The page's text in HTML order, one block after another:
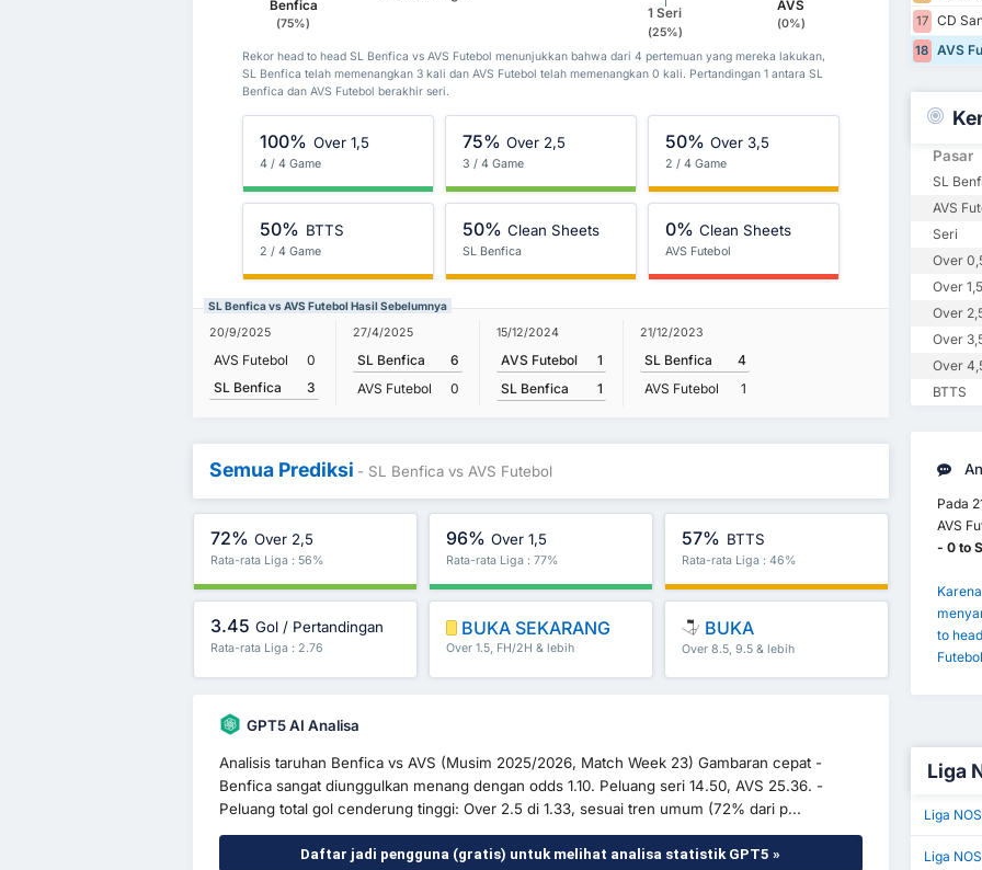
Benfica
(75%)
1 Seri
(25%)
AVS
(0%)
Rekor head to head SL Benfica vs AVS Futebol menunjukkan bahwa dari 4 pertemuan yang mereka lakukan,
SL Benfica telah memenangkan 3 kali dan AVS Futebol telah memenangkan 0 kali. Pertandingan 1 antara SL
Benfica dan AVS Futebol berakhir seri.
100% Over 1,5
4 / 4 Game
75% Over 2,5
3 / 4 Game
50% Over 3,5
2 / 4 Game
50% BTTS
2 / 4 Game
50% Clean Sheets
SL Benfica
0% Clean Sheets
AVS Futebol
SL Benfica vs AVS Futebol Hasil Sebelumnya
20/9/2025
AVS Futebol
0
SL Benfica
3
27/4/2025
SL Benfica
6
AVS Futebol
0
15/12/2024
AVS Futebol
1
SL Benfica
1
21/12/2023
SL Benfica
4
AVS Futebol
1
Semua Prediksi - SL Benfica vs AVS Futebol
72% Over 2,5
Rata-rata Liga : 56%
96% Over 1,5
Rata-rata Liga : 77%
57% BTTS
Rata-rata Liga : 46%
3.45 Gol / Pertandingan
Rata-rata Liga : 2.76
BUKA SEKARANG
Over 1.5, FH/2H & lebih
BUKA
Over 8.5, 9.5 & lebih
GPT5 AI Analisa
Analisis taruhan Benfica vs AVS (Musim 2025/2026, Match Week 23) Gambaran cepat -
Benfica sangat diunggulkan menang dengan odds 1.10. Peluang seri 14.50, AVS 25.36. -
Peluang total gol cenderung tinggi: Over 2.5 di 1.33, sesuai tren umum (72% dari p...
Daftar jadi pengguna (gratis) untuk melihat analisa statistik GPT5 »
17 CD
18 AVS
Pasar
SL
AVS
Seri
Over
Over 1,5
Over
Over
Over
BTTS
Pada
AVS
- 0 to
to
Liga
Liga
Liga